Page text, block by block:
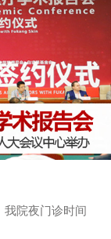
我院夜门诊时间